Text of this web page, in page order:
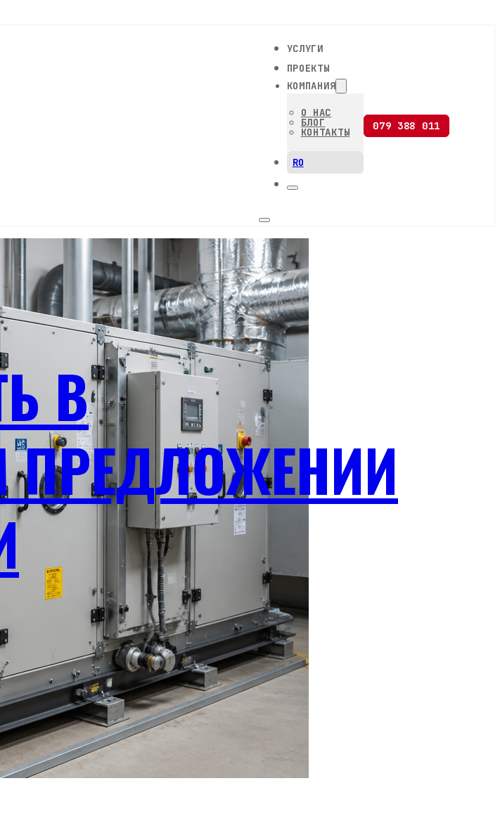
УСЛУГИ
ПРОЕКТЫ
КОМПАНИЯ
О НАС
БЛОГ
КОНТАКТЫ
RO
079 388 011
В
ПРЕДЛОЖЕНИИ